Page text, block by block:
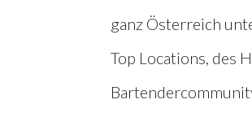
ganz Österreich
Top Locations, des